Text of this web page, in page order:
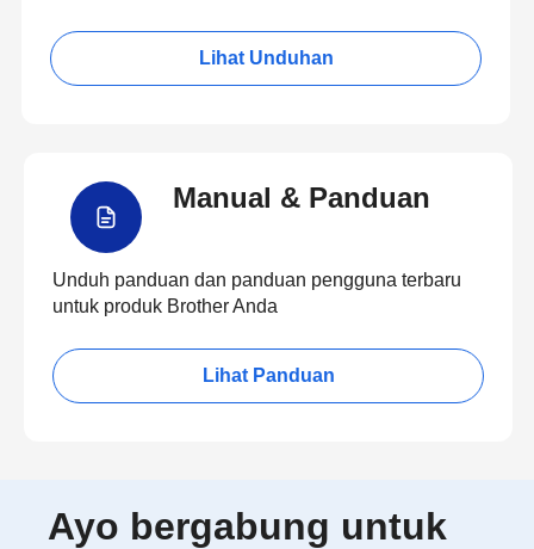
Lihat Unduhan
Manual & Panduan
Unduh panduan dan panduan pengguna terbaru
untuk produk Brother Anda
Lihat Panduan
Ayo bergabung untuk